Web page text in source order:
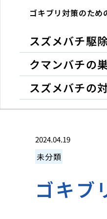
ゴキブリ対策のた
スズメバチ駆
クマンバチの
スズメバチの
2024.04.19
未分類
ゴキブ